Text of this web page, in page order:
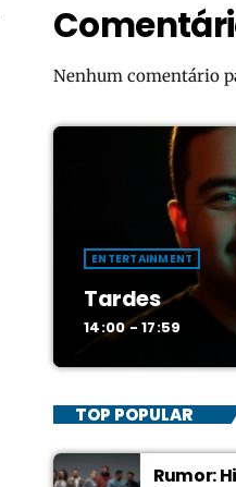
Nenhum comentário
ENTERTAINMENT
Tardes
14:00 - 17:59
TOP POPULAR
Rumor: